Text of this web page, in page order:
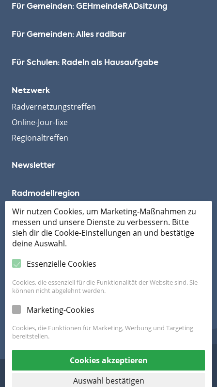
Für Gemeinden: GEHmeinde­RADsitzung
Für Gemeinden: Alles radlbar
Für Schulen: Radeln als Hausaufgabe
Netzwerk
Radvernetzungstreffen
Online-Jour-fixe
Regionaltreffen
Newsletter
Radmodellregion
Mobil ans Ziel
Datenschutzerklärung
Wir nutzen Cookies, um Marketing-Maßnahmen zu
messen und unsere Dienste zu verbessern. Bitte
sieh dir die Cookie-Einstellungen an und bestätige
deine Auswahl.
Essenzielle Cookies
Cookies, die essenziell für die Funktionalität der Website sind. Sie
können nicht abgelehnt werden.
Marketing-Cookies
Cookies, die Funktionen für Marketing, Werbung und Targeting
bereitstellen.
Cookies akzeptieren
Auswahl bestätigen